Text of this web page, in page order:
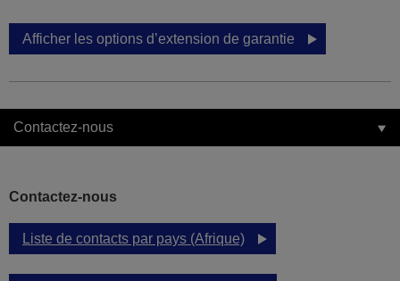
Afficher les options d’extension de garantie
Contactez-nous
Contactez-nous
Liste de contacts par pays (Afrique)